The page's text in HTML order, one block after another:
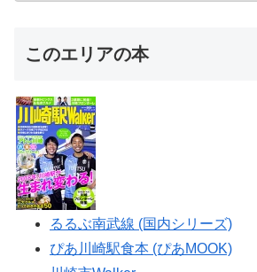
このエリアの本
るるぶ南武線 (国内シリーズ)
ぴあ川崎駅食本 (ぴあMOOK)